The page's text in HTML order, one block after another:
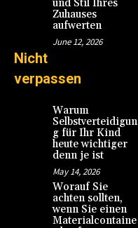
und Stil Ihres
Zuhauses
aufwerten
June 12, 2026
Nicht
verpassen
Warum
Selbstverteidigun
g für Ihr Kind
heute wichtiger
denn je ist
May 14, 2026
Worauf Sie
achten sollten,
wenn Sie einen
Materialcontaine